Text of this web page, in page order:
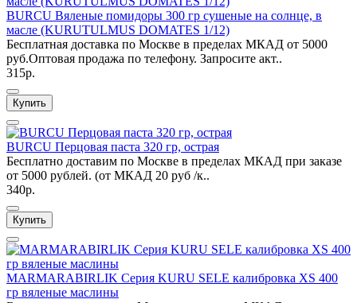
BURCU Вяленые помидоры 300 гр сушеные на солнце, в
масле (KURUTULMUS DOMATES 1/12)
Бесплатная доставка по Москве в пределах МКАД от 5000
руб.Оптовая продажа по телефону. Запросите акт..
315р.
Купить
BURCU Перцовая паста 320 гр, острая
Бесплатно доставим по Москве в пределах МКАД при заказе
от 5000 рублей. (от МКАД 20 руб /к..
340р.
Купить
MARMARABIRLIK Серия KURU SELE калибровка XS 400
гр вяленые маслины